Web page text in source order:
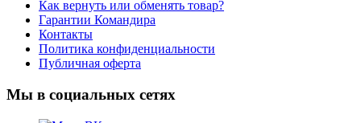
Как вернуть или обменять товар?
Гарантии Командира
Контакты
Политика конфиденциальности
Публичная оферта
Мы в социальных сетях